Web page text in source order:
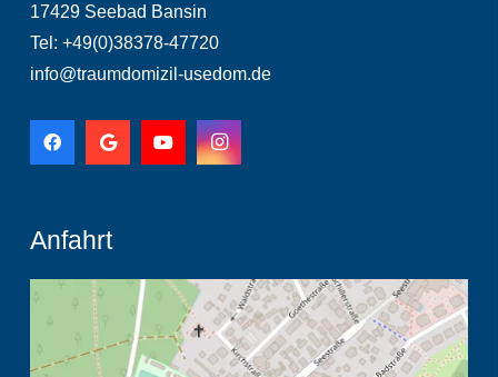
17429 Seebad Bansin
Tel: +49(0)38378-47720
info@traumdomizil-usedom.de
Anfahrt